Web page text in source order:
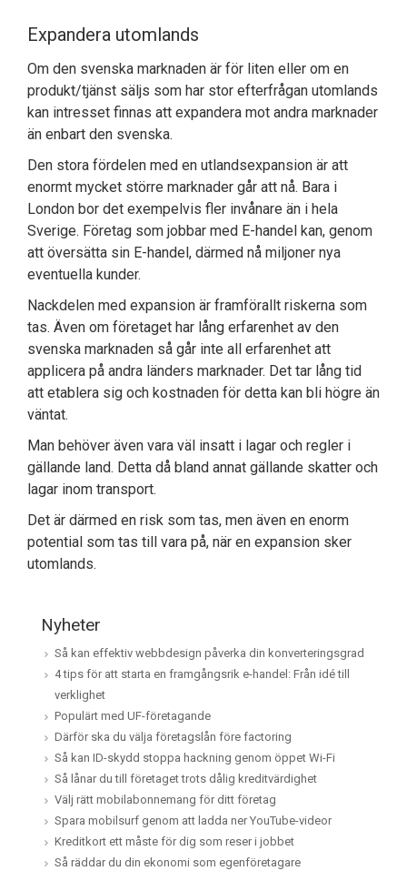
Expandera utomlands
Om den svenska marknaden är för liten eller om en
produkt/tjänst säljs som har stor efterfrågan utomlands
kan intresset finnas att expandera mot andra marknader
än enbart den svenska.
Den stora fördelen med en utlandsexpansion är att
enormt mycket större marknader går att nå. Bara i
London bor det exempelvis fler invånare än i hela
Sverige. Företag som jobbar med E-handel kan, genom
att översätta sin E-handel, därmed nå miljoner nya
eventuella kunder.
Nackdelen med expansion är framförallt riskerna som
tas. Även om företaget har lång erfarenhet av den
svenska marknaden så går inte all erfarenhet att
applicera på andra länders marknader. Det tar lång tid
att etablera sig och kostnaden för detta kan bli högre än
väntat.
Man behöver även vara väl insatt i lagar och regler i
gällande land. Detta då bland annat gällande skatter och
lagar inom transport.
Det är därmed en risk som tas, men även en enorm
potential som tas till vara på, när en expansion sker
utomlands.
Nyheter
Så kan effektiv webbdesign påverka din konverteringsgrad
4 tips för att starta en framgångsrik e-handel: Från idé till
verklighet
Populärt med UF-företagande
Därför ska du välja företagslån före factoring
Så kan ID-skydd stoppa hackning genom öppet Wi-Fi
Så lånar du till företaget trots dålig kreditvärdighet
Välj rätt mobilabonnemang för ditt företag
Spara mobilsurf genom att ladda ner YouTube-videor
Kreditkort ett måste för dig som reser i jobbet
Så räddar du din ekonomi som egenföretagare